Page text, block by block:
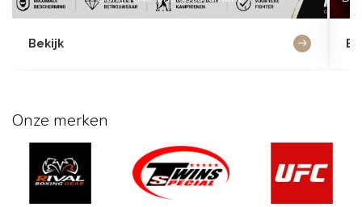
Bekijk
Onze merken